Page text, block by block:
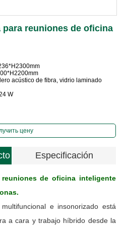
reuniones de oficina
acústico de fibra, vidrio laminado
W
цену
Especificación
de oficina inteligente
e insonorizado está
a cara y trabajo híbrido desde la